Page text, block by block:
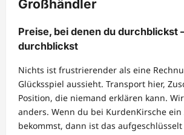
Großhändler
Preise, bei denen du durchblickst
durchblickst
Nichts ist frustrierender als eine
Glücksspiel aussieht. Transport hier,
Position, die niemand erklären kann.
anders. Wenn du bei KurdenKirsche
bekommst, dann ist das